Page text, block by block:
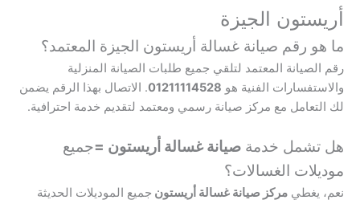
أريستون الجيزة
ما هو رقم صيانة غسالة أريستون الجيزة المعتمد؟
رقم الصيانة المعتمد لتلقي جميع طلبات الصيانة المنزلية
والاستفسارات الفنية هو 01211114528. الاتصال بهذا الرقم يضمن
لك التعامل مع مركز صيانة رسمي ومعتمد لتقديم خدمة احترافية.
هل تشمل خدمة صيانة غسالة أريستون =جميع
موديلات الغسالات؟
نعم، يغطي مركز صيانة غسالة أريستون جميع الموديلات الحديثة